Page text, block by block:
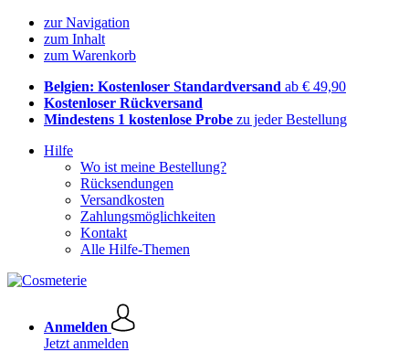
zur Navigation
zum Inhalt
zum Warenkorb
Belgien: Kostenloser Standardversand ab € 49,90
Kostenloser Rückversand
Mindestens 1 kostenlose Probe zu jeder Bestellung
Hilfe
Wo ist meine Bestellung?
Rücksendungen
Versandkosten
Zahlungsmöglichkeiten
Kontakt
Alle Hilfe-Themen
Anmelden
Jetzt anmelden